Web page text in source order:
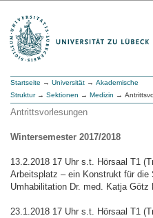
Startseite → Universität → Akademische
Struktur→ Sektionen → Medizin →
Antrittsvorlesungen
Wintersemester 2017/2018
13.2.2018 17 Uhr s.t. Hörsaal T1
Arbeitsplatz – ein Konstrukt für die
Umhabilitation Dr. med. Katja Götz
23.1.2018 17 Uhr s.t. Hörsaal T1